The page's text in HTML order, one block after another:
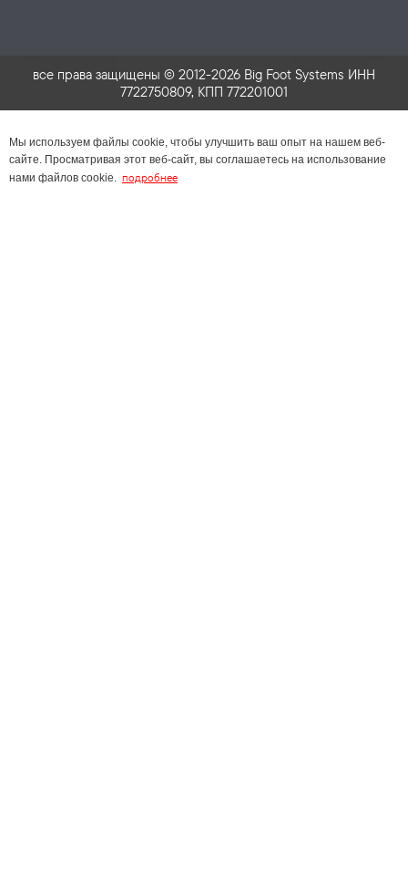
все права защищены © 2012-2026 Big Foot Systems ИНН
7722750809, КПП 772201001
Мы используем файлы cookie, чтобы улучшить ваш опыт на нашем веб-
сайте. Просматривая этот веб-сайт, вы соглашаетесь на использование
нами файлов cookie. подробнее